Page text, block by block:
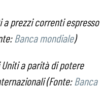
a prezzi correnti espresso
Banca mondiale)
a parità di potere
(Fonte:Banca